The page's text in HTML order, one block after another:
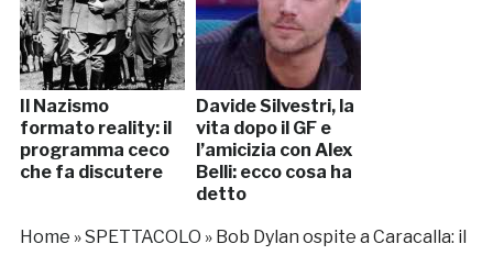
Il Nazismo
formato reality: il
programma ceco
che fa discutere
Davide Silvestri, la
vita dopo il GF e
l’amicizia con Alex
Belli: ecco cosa ha
detto
Home »SPETTACOLO » Bob Dylan ospite a Caracalla: il